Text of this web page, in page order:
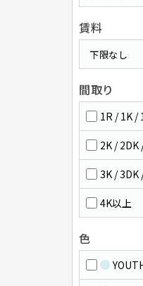
賃料
間取り
1R / 1K /
2K / 2DK
3K / 3DK
4K以上
色